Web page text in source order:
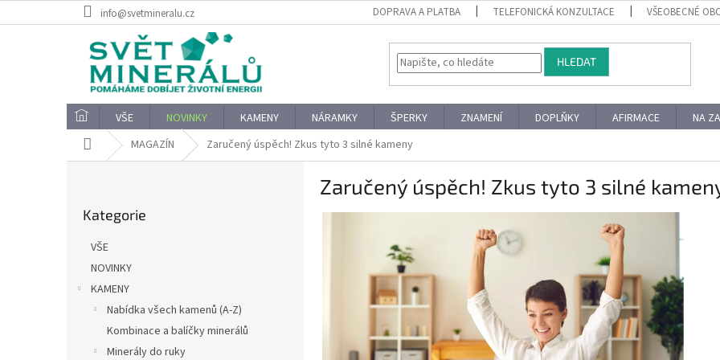
na
info@svetmineralu.cz DOPRAVA A PLATBA TELEFONICKÁ KONZULTACE VŠEOBECNÉ
HLEDAT
VŠE NOVINKY KAMENY NÁRAMKY ŠPERKY ZNAMENÍ DOPLŇKY AFIRMACE NA
Domů MAGAZÍN Zaručený úspěch! Zkus tyto 3 silné kameny
kategorie
Kategorie
VŠE
NOVINKY
KAMENY
Nabídka všech kamenů (A-Z)
Kombinace a balíčky minerálů
Minerály do ruky
Zaručený úspěch! Zkus tyto 3 silné